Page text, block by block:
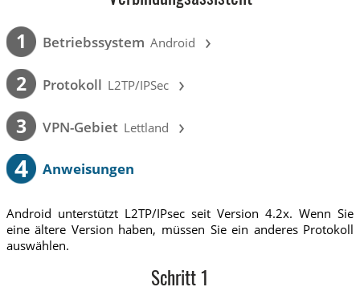
1 Betriebssystem Android ›
2 Protokoll L2TP/IPSec ›
3 VPN-Gebiet Lettland ›
4 Anweisungen
Android unterstützt L2TP/IPsec seit Version 4.2x. Wenn Sie
eine ältere Version haben, müssen Sie ein anderes Protokoll
auswählen.
Schritt 1